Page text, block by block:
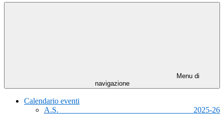
Menu di
navigazione
Calendario eventi
A.S. 2025-26